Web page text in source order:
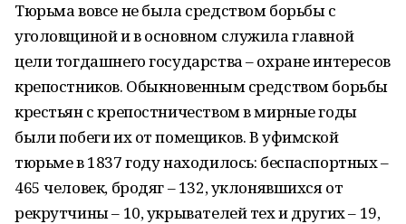
Тюрьма вовсе не была средством борьбы с
уголовщиной и в основном служила главной
цели тогдашнего государства – охране интересов
крепостников. Обыкновенным средством борьбы
крестьян с крепостничеством в мирные годы
были побеги их от помещиков. В уфимской
тюрьме в 1837 году находилось: беспаспортных –
465 человек, бродяг – 132, уклонявшихся от
рекрутчины – 10, укрывателей тех и других – 19,